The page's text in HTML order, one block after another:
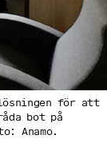
för att
bot på
Anamo.